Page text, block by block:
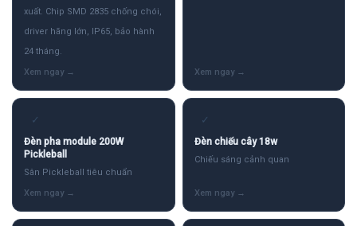
xuất. Chip SMD 2835 chống chói,
driver hãng lớn, IP65, bảo hành
24 tháng.
✓
Đèn pha module 200W
Pickleball
Sân Pickleball tiêu chuẩn
✓
Đèn chiếu cây 18w
Chiếu sáng cảnh quan